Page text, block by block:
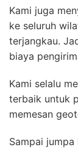
Kami juga
ke seluruh
terjangkau.
biaya
Kami selalu
terbaik untuk
memesan
Sampai